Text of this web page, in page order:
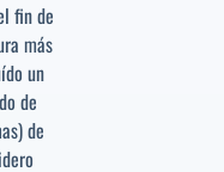
fin de
más
un
de
de